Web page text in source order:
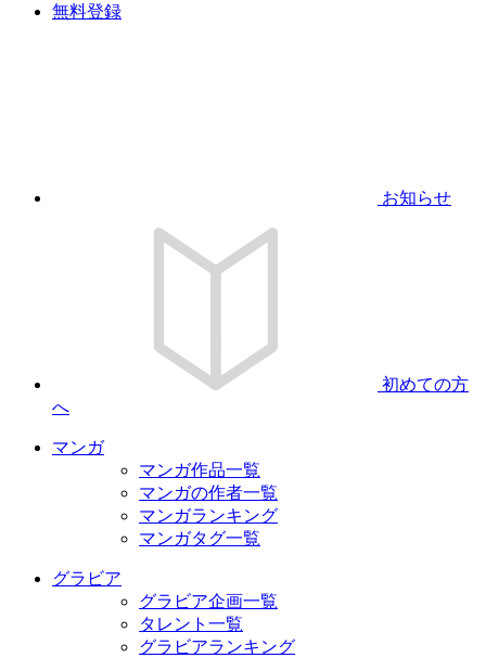
無料登録
お知らせ
初めての方
へ
マンガ
マンガ作品一覧
マンガの作者一覧
マンガランキング
マンガタグ一覧
グラビア
グラビア企画一覧
タレント一覧
グラビアランキング